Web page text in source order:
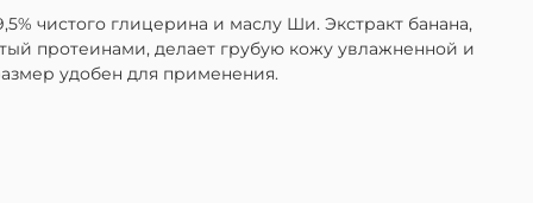
чистого глицерина и маслу Ши. Экстракт банана,
протеинами, делает грубую кожу увлажненной и
удобен для применения.